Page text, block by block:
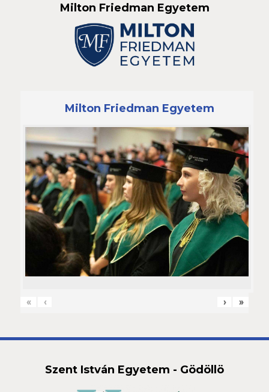
Milton Friedman Egyetem
Milton Friedman Egyetem
« ‹ › »
Szent István Egyetem - Gödöllö